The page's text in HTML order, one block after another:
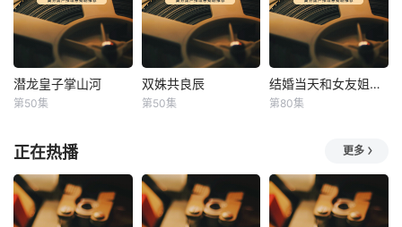
潜龙皇子掌山河
潜龙皇子掌山河
第50集
双姝共良辰
双姝共良辰
第50集
结婚当天和女友姐姐一起穿越了 结婚当天和女友姐姐一起穿越了
第80集
正在热播 更多